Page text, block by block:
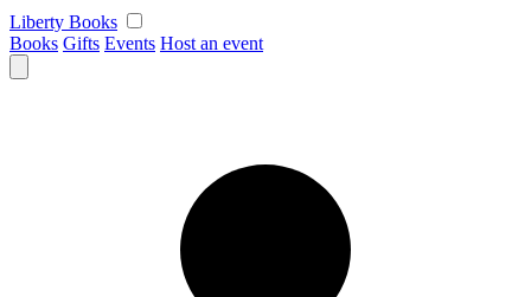
Skip
to
content
Liberty Books
Books Gifts Events Host an event